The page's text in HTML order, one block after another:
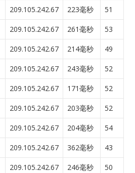
209.105.242.67 223毫秒 51
209.105.242.67 261毫秒 53
209.105.242.67 214毫秒 49
209.105.242.67 243毫秒 52
209.105.242.67 171毫秒 52
209.105.242.67 203毫秒 52
209.105.242.67 204毫秒 54
209.105.242.67 362毫秒 43
209.105.242.67 246毫秒 50